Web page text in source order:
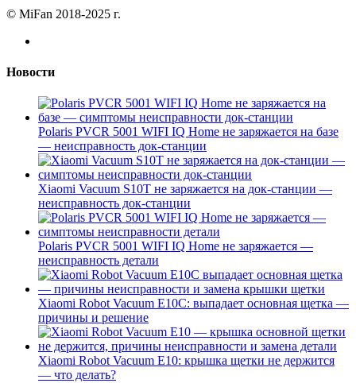
© MiFan 2018-2025 г.
Новости
Polaris PVCR 5001 WIFI IQ Home не заряжается на базе
— неисправность док-станции
Xiaomi Vacuum S10T не заряжается на док-станции —
неисправность док-станции
Polaris PVCR 5001 WIFI IQ Home не заряжается —
неисправность детали
Xiaomi Robot Vacuum E10C: выпадает основная щетка —
причины и решение
Xiaomi Robot Vacuum E10: крышка щетки не держится
— что делать?